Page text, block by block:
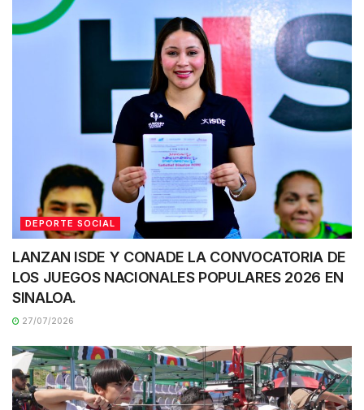
DEPORTE SOCIAL
LANZAN ISDE Y CONADE LA CONVOCATORIA DE
LOS JUEGOS NACIONALES POPULARES 2026 EN
SINALOA.
27/07/2026